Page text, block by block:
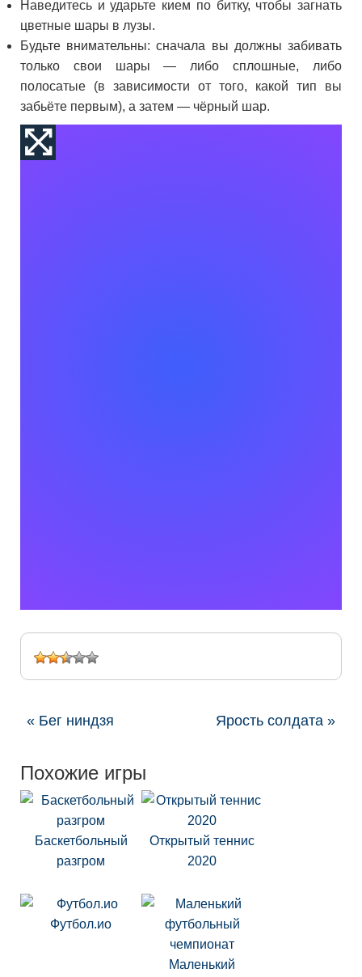
Наведитесь и ударьте кием по битку, чтобы загнать
цветные шары в лузы.
Будьте внимательны: сначала вы должны забивать
только свои шары — либо сплошные, либо
полосатые (в зависимости от того, какой тип вы
забьёте первым), а затем — чёрный шар.
« Бег ниндзя Ярость солдата »
Похожие игры
Баскетбольный
разгром
Открытый теннис
2020
Футбол.ио
Маленький